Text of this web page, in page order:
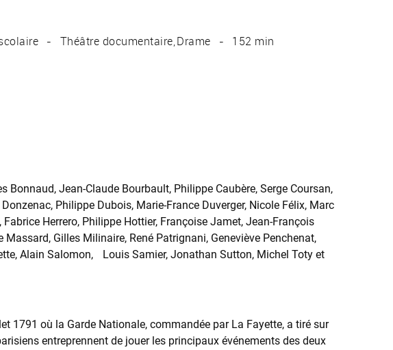
Théâtre documentaire Drame 152 min
Jean-Claude Bourbault, Philippe Caubère, Serge Coursan,
Philippe Dubois, Marie-France Duverger, Nicole Félix, Marc
Herrero, Philippe Hottier, Françoise Jamet, Jean-François
Gilles Milinaire, René Patrignani, Geneviève Penchenat,
Alain Salomon, Louis Samier, Jonathan Sutton, Michel Toty et
1791 où la Garde Nationale, commandée par La Fayette, a tiré sur
entreprennent de jouer les principaux événements des deux